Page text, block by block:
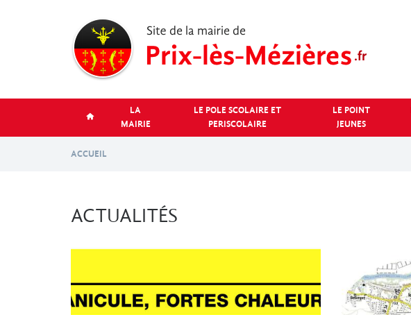
LA
MAIRIE
LE POLE SCOLAIRE ET
PERISCOLAIRE
LE POINT
JEUNES
ACCUEIL
ACTUALITÉS